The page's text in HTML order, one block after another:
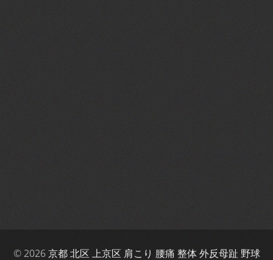
© 2026京都 北区 上京区 肩こり 腰痛 整体 外反母趾 野球